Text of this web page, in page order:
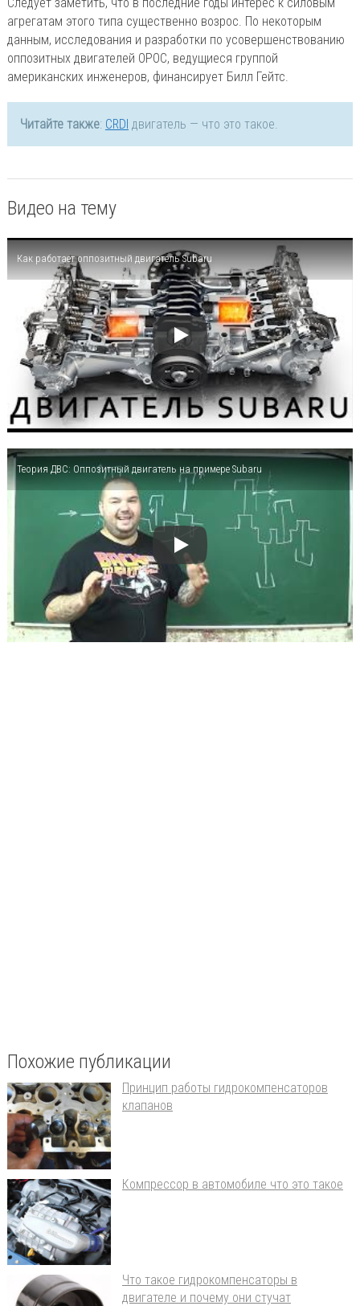
агрегатам этого типа существенно возрос. По некоторым
данным, исследования и разработки по усовершенствованию
оппозитных двигателей OPOC, ведущиеся группой
американских инженеров, финансирует Билл Гейтс.
Читайте также: CRDI двигатель — что это такое.
Видео на тему
Как работает оппозитный двигатель Subaru
Теория ДВС: Оппозитный двигатель на примере Subaru
Похожие публикации
Принцип работы гидрокомпенсаторов
клапанов
Компрессор в автомобиле что это такое
Что такое гидрокомпенсаторы в
двигателе и почему они стучат